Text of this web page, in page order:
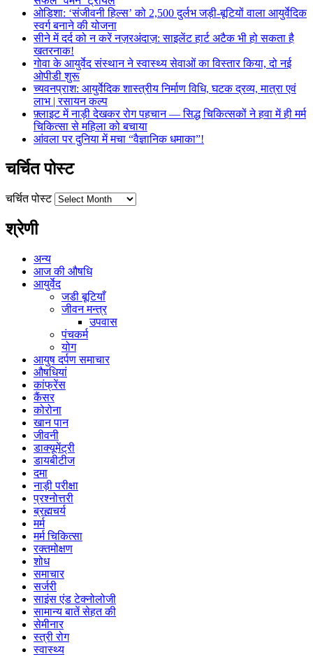
ओडिशा: ‘संजीवनी हिल्स’ को 2,500 दुर्लभ जड़ी-बूटियों वाला आयुर्वेदिक
स्वर्ग बनाने की योजना
सीने में दर्द को न करें नज़रअंदाज़: साइलेंट हार्ट अटैक भी हो सकता है
खतरनाक!
गोवा के आयुर्वेद संस्थान ने स्वास्थ्य सेवाओं का विस्तार किया, दो नई
ओपीडी शुरू
च्यवनप्राश: आयुर्वेदिक शास्त्रीय निर्माण विधि, घटक द्रव्य, मात्रा एवं
लाभ | रसायन कल्प
फ़्लाइट में नाड़ी देखकर रोग पहचान — सिद्ध चिकित्सकों ने हवा में ही मर्म
चिकित्सा से महिला को बचाया
आंवला पर दुनिया में मचा “वैज्ञानिक धमाका”!
चर्चित पोस्ट
चर्चित पोस्ट
श्रेणी
अन्य
आज की औषधि
आयुर्वेद
जडी बूटियाँ
जीवन मन्त्र
उपवास
पंचकर्म
योग
आयुष दर्पण समाचार
औषधियां
कांफ्रेंस
कैंसर
कोरोना
खान पान
जीवनी
डाक्यूमेंट्री
डायबीटीज
दमा
नाड़ी परीक्षा
प्रश्नोत्तरी
ब्रह्मचर्य
मर्म
मर्म चिकित्सा
रक्तमोक्षण
शोध
समाचार
सर्जरी
साइंस एंड टेक्नोलोजी
सामान्य बातें सेहत की
सेमीनार
स्त्री रोग
स्वास्थ्य